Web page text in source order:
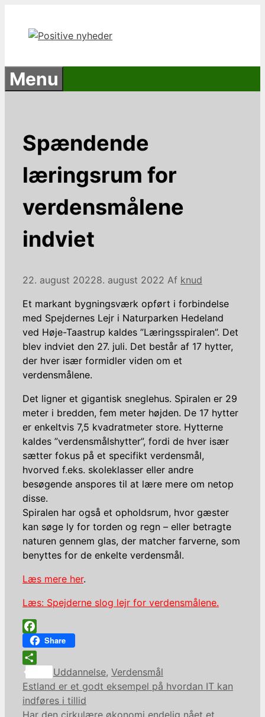
indhold
Menu
Spændende
læringsrum for
verdensmålene
indviet
22. august 20228. august 2022 Af knud
Et markant bygningsværk opført i forbindelse
med Spejdernes Lejr i Naturparken Hedeland
ved Høje-Taastrup kaldes ”Læringsspiralen”. Det
blev indviet den 27. juli. Det består af 17 hytter,
der hver især formidler viden om et
verdensmålene.
Det ligner et gigantisk sneglehus. Spiralen er 29
meter i bredden, fem meter højden. De 17 hytter
er enkeltvis 7,5 kvadratmeter store. Hytterne
kaldes ”verdensmålshytter”, fordi de hver især
sætter fokus på et specifikt verdensmål,
hvorved f.eks. skoleklasser eller andre
besøgende anspores til at lære mere om netop
disse.
Spiralen har også et opholdsrum, hvor gæster
kan søge ly for torden og regn – eller betragte
naturen gennem glas, der matcher farverne, som
benyttes for de enkelte verdensmål.
Læs mere her.
Læs: Spejderne slog lejr for verdensmålene.
Facebook
Share
Share
Kategorier
Uddannelse, Verdensmål
Estland er et godt eksempel på hvordan IT kan
indføres i tillid
Har den cirkulære økonomi endelig nået et